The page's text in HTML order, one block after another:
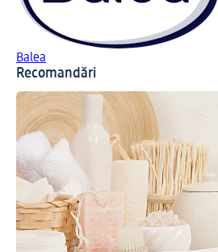
Balea
Recomandări